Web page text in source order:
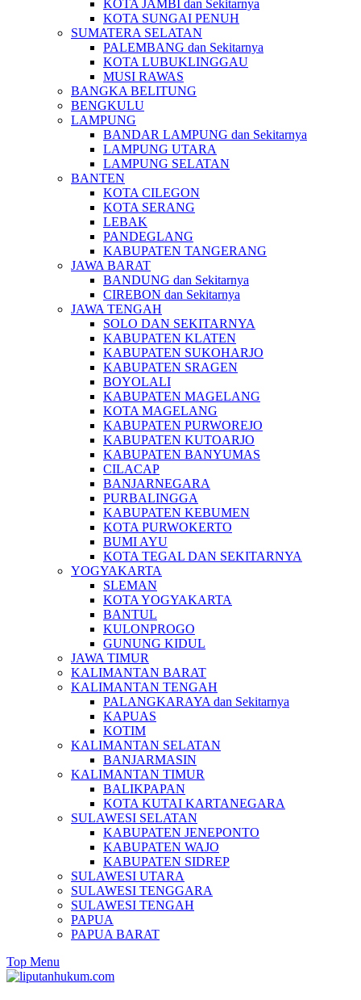
KOTA JAMBI dan Sekitarnya
KOTA SUNGAI PENUH
SUMATERA SELATAN
PALEMBANG dan Sekitarnya
KOTA LUBUKLINGGAU
MUSI RAWAS
BANGKA BELITUNG
BENGKULU
LAMPUNG
BANDAR LAMPUNG dan Sekitarnya
LAMPUNG UTARA
LAMPUNG SELATAN
BANTEN
KOTA CILEGON
KOTA SERANG
LEBAK
PANDEGLANG
KABUPATEN TANGERANG
JAWA BARAT
BANDUNG dan Sekitarnya
CIREBON dan Sekitarnya
JAWA TENGAH
SOLO DAN SEKITARNYA
KABUPATEN KLATEN
KABUPATEN SUKOHARJO
KABUPATEN SRAGEN
BOYOLALI
KABUPATEN MAGELANG
KOTA MAGELANG
KABUPATEN PURWOREJO
KABUPATEN KUTOARJO
KABUPATEN BANYUMAS
CILACAP
BANJARNEGARA
PURBALINGGA
KABUPATEN KEBUMEN
KOTA PURWOKERTO
BUMI AYU
KOTA TEGAL DAN SEKITARNYA
YOGYAKARTA
SLEMAN
KOTA YOGYAKARTA
BANTUL
KULONPROGO
GUNUNG KIDUL
JAWA TIMUR
KALIMANTAN BARAT
KALIMANTAN TENGAH
PALANGKARAYA dan Sekitarnya
KAPUAS
KOTIM
KALIMANTAN SELATAN
BANJARMASIN
KALIMANTAN TIMUR
BALIKPAPAN
KOTA KUTAI KARTANEGARA
SULAWESI SELATAN
KABUPATEN JENEPONTO
KABUPATEN WAJO
KABUPATEN SIDREP
SULAWESI UTARA
SULAWESI TENGGARA
SULAWESI TENGAH
PAPUA
PAPUA BARAT
Top Menu